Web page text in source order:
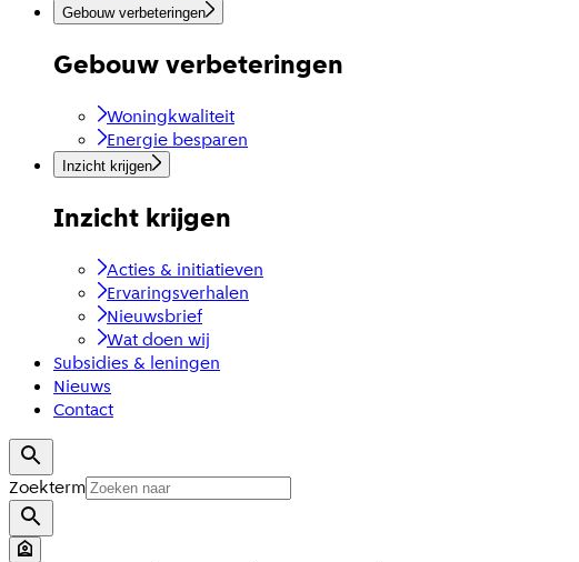
Gebouw verbeteringen
Gebouw verbeteringen
Woningkwaliteit
Energie besparen
Inzicht krijgen
Inzicht krijgen
Acties & initiatieven
Ervaringsverhalen
Nieuwsbrief
Wat doen wij
Subsidies & leningen
Nieuws
Contact
Zoekterm